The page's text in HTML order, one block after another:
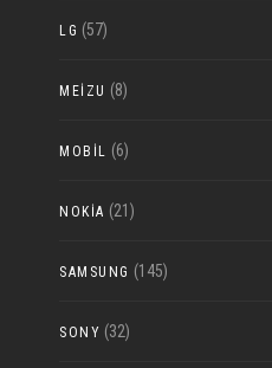
LG (57)
MEIZU (8)
MOBIL (6)
NOKIA (21)
SAMSUNG (145)
SONY (32)